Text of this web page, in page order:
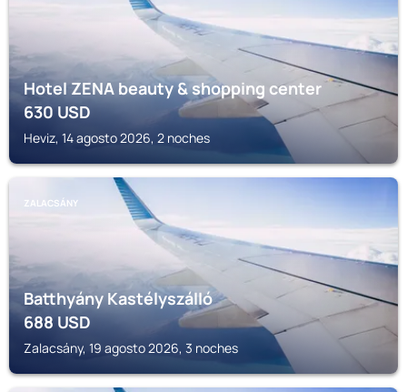
Hotel ZENA beauty & shopping center
630USD
Heviz, 14 agosto 2026, 2 noches
ZALACSÁNY
Batthyány Kastélyszálló
688USD
Zalacsány, 19 agosto 2026, 3 noches